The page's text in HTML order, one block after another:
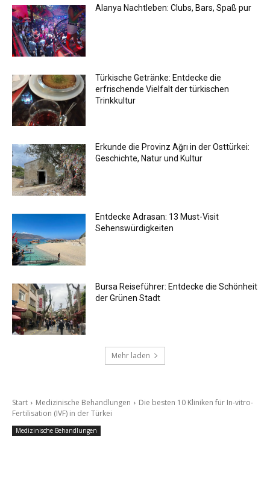
Alanya Nachtleben: Clubs, Bars, Spaß pur
Türkische Getränke: Entdecke die
erfrischende Vielfalt der türkischen
Trinkkultur
Erkunde die Provinz Ağrı in der Osttürkei:
Geschichte, Natur und Kultur
Entdecke Adrasan: 13 Must-Visit
Sehenswürdigkeiten
Bursa Reiseführer: Entdecke die Schönheit
der Grünen Stadt
Mehr laden